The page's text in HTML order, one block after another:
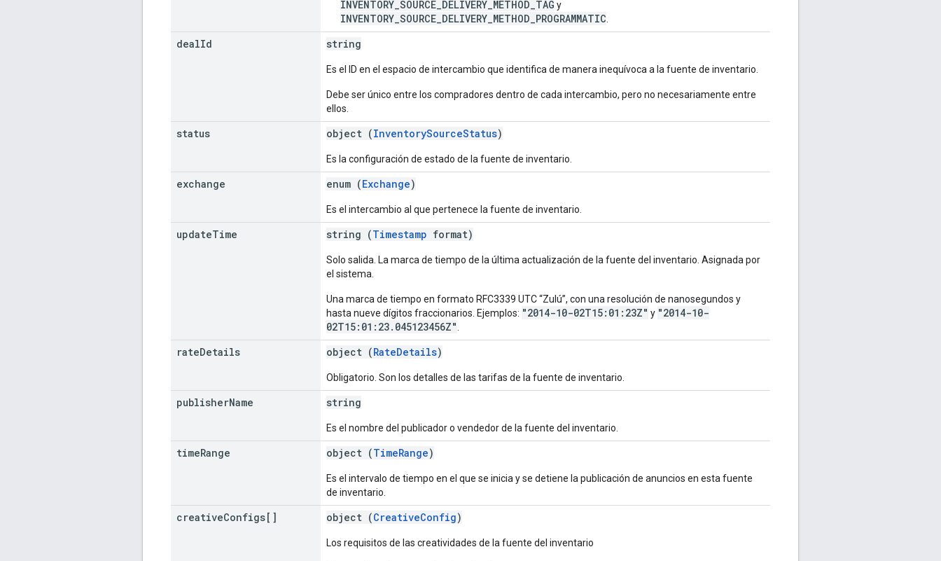
INVENTORY_SOURCE_DELIVERY_METHOD_TAG y
INVENTORY_SOURCE_DELIVERY_METHOD_PROGRAMMATIC
dealId string
Es el ID en el espacio de intercambio que identifica de manera inequívoca a la fuente de inventario.
Debe ser único entre los compradores dentro de cada intercambio, pero no necesariamente entre
ellos.
status object (InventorySourceStatus)
Es la configuración de estado de la fuente de inventario.
exchange enum (Exchange)
Es el intercambio al que pertenece la fuente de inventario.
updateTime string (Timestamp format)
Solo salida. La marca de tiempo de la última actualización de la fuente del inventario. Asignada por
el sistema.
Una marca de tiempo en formato RFC3339 UTC “Zulú”, con una resolución de nanosegundos y
hasta nueve dígitos fraccionarios. Ejemplos: "2014-10-02T15:01:23Z" y "2014-10-
02T15:01:23.045123456Z"
rateDetails object (RateDetails)
Obligatorio. Son los detalles de las tarifas de la fuente de inventario.
publisherName string
Es el nombre del publicador o vendedor de la fuente del inventario.
timeRange object (TimeRange)
Es el intervalo de tiempo en el que se inicia y se detiene la publicación de anuncios en esta fuente
de inventario.
creativeConfigs[] object (CreativeConfig)
Los requisitos de las creatividades de la fuente del inventario